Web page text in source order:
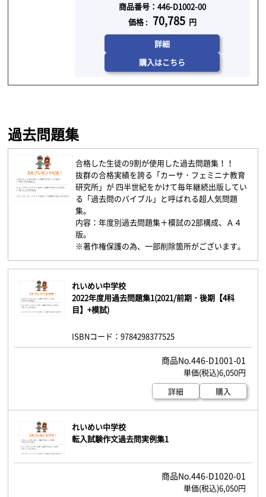
商品番号：446-D1002-00
価格 : 70,785 円
詳細
購入はこちら
過去問題集
合格した生徒の9割が使用した過去問題集！！
抜群の合格実績を誇る「カーサ・フェミニナ教育
研究所」が 四半世紀をかけて毎年継続出版してい
る「過去問のバイブル」と呼ばれる超人気問題
集。
内容：年度別過去問題集＋模試の2部構成、Ａ４
版。
※著作権保護の為、一部削除箇所がございます。
れいめい中学校
2022年度用過去問題集1(2021/前期・後期【4科
目】+模試)
ISBNコード：9784298377525
446-D1001-01
6,050円
詳細
購入
れいめい中学校
転入試験作文過去問実例集1
446-D1020-01
6,050円